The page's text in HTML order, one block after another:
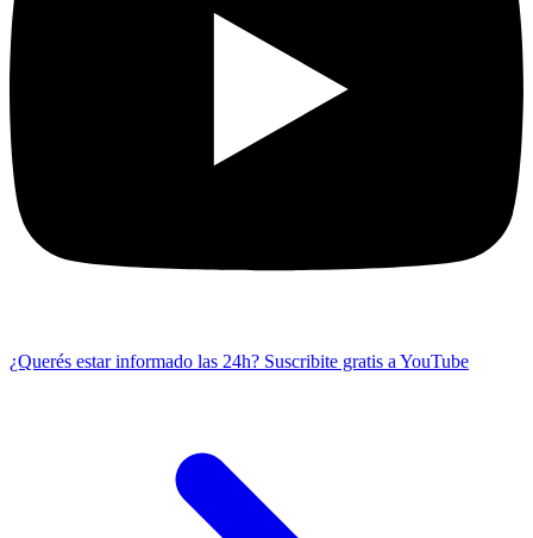
¿Querés estar informado las 24h? Suscribite gratis a YouTube